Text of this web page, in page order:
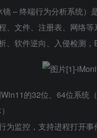
– 终端行为分析系统）
、文件、注册表、网络
、软件逆向、入侵检测，
的32位、64位系统
为监控，支持进程打开